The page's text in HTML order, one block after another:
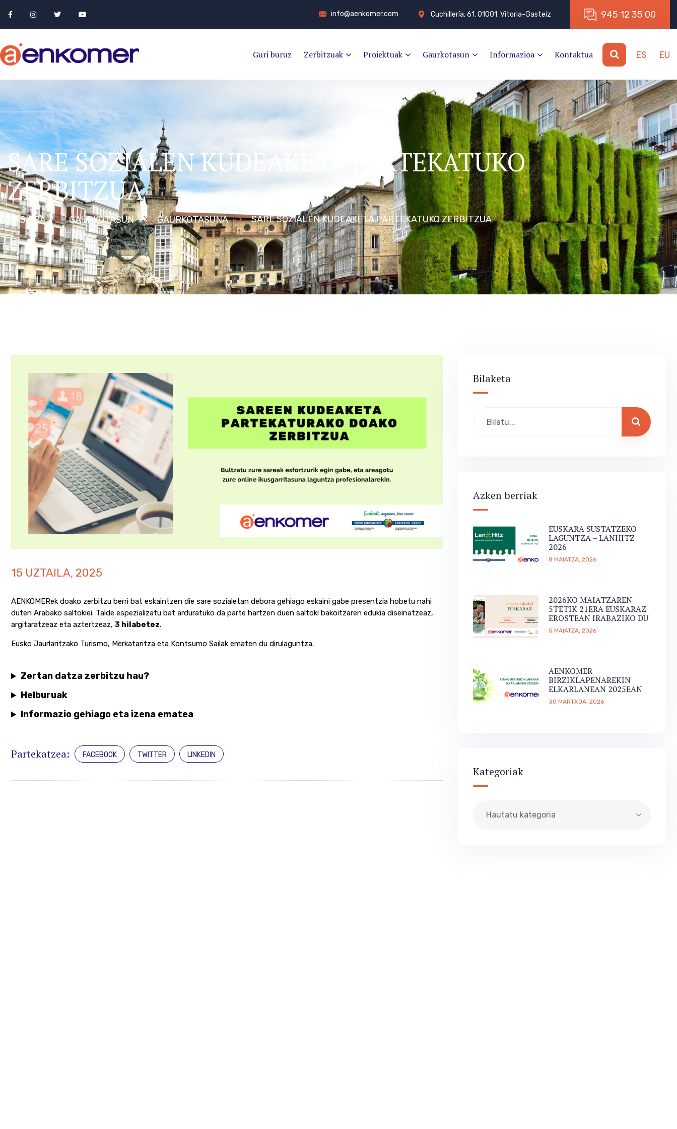
info@aenkomer.com Cuchillería, 61. 01001. Vitoria-Gasteiz 945 12 35 00
Guri buruz Zerbitzuak Proiektuak Gaurkotasun Informazioa Kontaktua ES EU
SARE SOZIALEN KUDEAKETA PARTEKATUKO
ZERBITZUA
HASIERA GAURKOTASUN GAURKOTASUNA SARE SOZIALEN KUDEAKETA PARTEKATUKO ZERBITZUA
15 UZTAILA, 2025
AENKOMERek doako zerbitzu berri bat eskaintzen die sare sozialetan debora gehiago eskaini gabe presentzia hobetu nahi
duten Arabako saltokiei. Talde espezializatu bat arduratuko da parte hartzen duen saltoki bakoitzaren edukia diseinatzeaz,
argitaratzeaz eta aztertzeaz, 3 hilabetez.
Eusko Jaurlaritzako Turismo, Merkataritza eta Kontsumo Sailak ematen du dirulaguntza.
Zertan datza zerbitzu hau?
Helburuak
Informazio gehiago eta izena ematea
Partekatzea: FACEBOOK TWITTER LINKEDIN
Bilaketa
Azken berriak
EUSKARA SUSTATZEKO
LAGUNTZA – LANHITZ
2026
8 MAIATZA, 2026
2026KO MAIATZAREN
5TETIK 21ERA EUSKARAZ
EROSTEAN IRABAZIKO DU
5 MAIATZA, 2026
AENKOMER
BIRZIKLAPENAREKIN
ELKARLANEAN 2025EAN
30 MARTXOA, 2026
Kategoriak
Hautatu kategoria